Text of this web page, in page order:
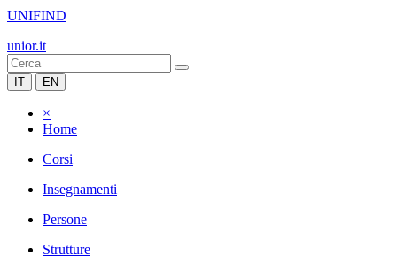
UNIFIND
unior.it
IT EN
×
Home
Corsi
Insegnamenti
Persone
Strutture